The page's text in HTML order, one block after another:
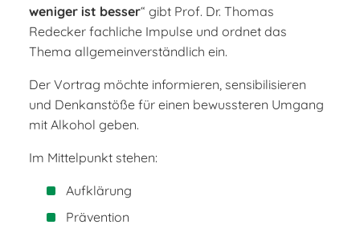
weniger ist besser“ gibt Prof. Dr. Thomas
Redecker fachliche Impulse und ordnet das
Thema allgemeinverständlich ein.
Der Vortrag möchte informieren, sensibilisieren
und Denkanstöße für einen bewussteren Umgang
mit Alkohol geben.
Im Mittelpunkt stehen:
Aufklärung
Prävention